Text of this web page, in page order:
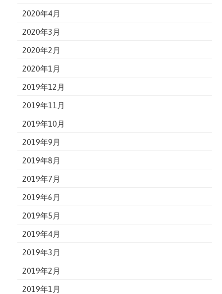
2020年4月
2020年3月
2020年2月
2020年1月
2019年12月
2019年11月
2019年10月
2019年9月
2019年8月
2019年7月
2019年6月
2019年5月
2019年4月
2019年3月
2019年2月
2019年1月